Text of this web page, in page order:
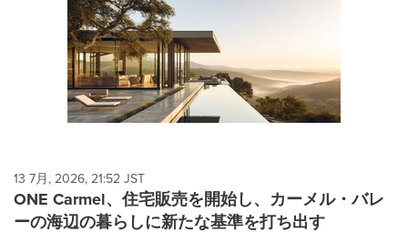
13 7月, 2026, 21:52 JST
ONE Carmel、住宅販売を開始し、カーメル・バレ
ーの海辺の暮らしに新たな基準を打ち出す